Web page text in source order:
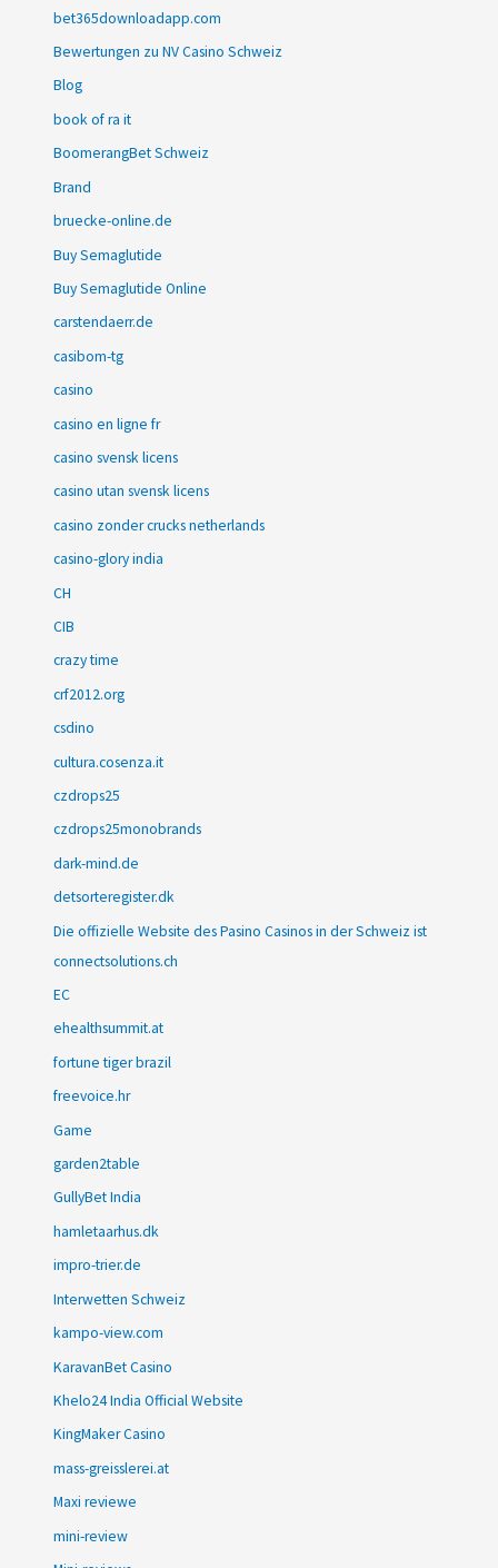
bet365downloadapp.com
Bewertungen zu NV Casino Schweiz
Blog
book of ra it
BoomerangBet Schweiz
Brand
bruecke-online.de
Buy Semaglutide
Buy Semaglutide Online
carstendaerr.de
casibom-tg
casino
casino en ligne fr
casino svensk licens
casino utan svensk licens
casino zonder crucks netherlands
casino-glory india
CH
CIB
crazy time
crf2012.org
csdino
cultura.cosenza.it
czdrops25
czdrops25monobrands
dark-mind.de
detsorteregister.dk
Die offizielle Website des Pasino Casinos in der Schweiz ist
connectsolutions.ch
EC
ehealthsummit.at
fortune tiger brazil
freevoice.hr
Game
garden2table
GullyBet India
hamletaarhus.dk
impro-trier.de
Interwetten Schweiz
kampo-view.com
KaravanBet Casino
Khelo24 India Official Website
KingMaker Casino
mass-greisslerei.at
Maxi reviewe
mini-review